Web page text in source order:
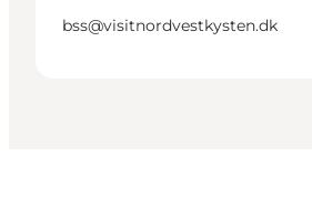
bss@visitnordvestkysten.dk